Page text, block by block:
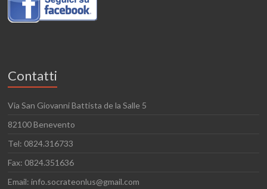
Contatti
Via San Giovanni Battista de la Salle 5
82100 Benevento
Tel: 0824.316733
Fax: 0824.351636
Email: info.socrateonlus@gmail.com